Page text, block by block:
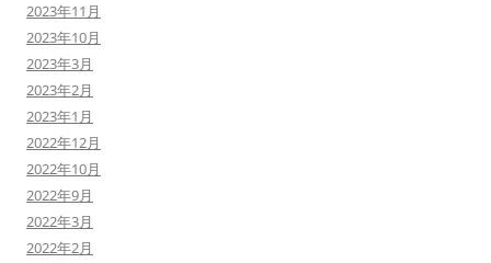
2023年11月
2023年10月
2023年3月
2023年2月
2023年1月
2022年12月
2022年10月
2022年9月
2022年3月
2022年2月